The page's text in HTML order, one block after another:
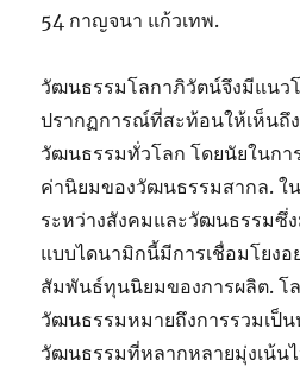
54 กาญจนา แก้วเทพ.
วัฒนธรรมโลกาภิวัตน์จึงมีแนว
ปรากฏการณ์ที่สะท้อนให้เห็นถึ
วัฒนธรรมทั่วโลก โดยนัยในกา
ค่านิยมของวัฒนธรรมสากล. ใ
ระหว่างสังคมและวัฒนธรรมซึ่
แบบไดนามิกนี้มีการเชื่อมโยงอ
สัมพันธ์ทุนนิยมของการผลิต. โ
วัฒนธรรมหมายถึงการรวมเป็
วัฒนธรรมที่หลากหลายมุ่งเน้น